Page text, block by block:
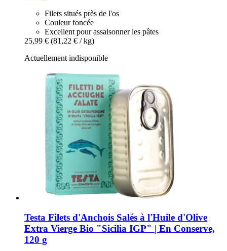
Filets situés près de l'os
Couleur foncée
Excellent pour assaisonner les pâtes
25,99 € (81,22 € / kg)
Actuellement indisponible
Testa Filets d'Anchois Salés à l'Huile d'Olive
Extra Vierge Bio "Sicilia IGP" | En Conserve,
120 g